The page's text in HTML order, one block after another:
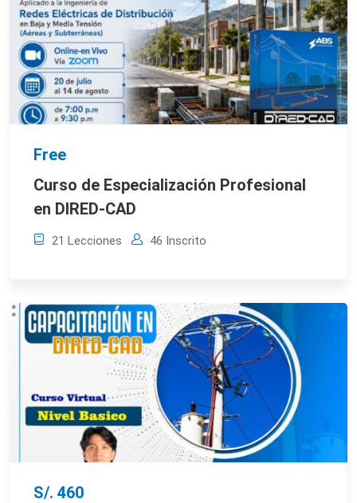
Free
Curso de Especialización Profesional
en DIRED-CAD
21 Lecciones 46 Inscrito
S/. 460